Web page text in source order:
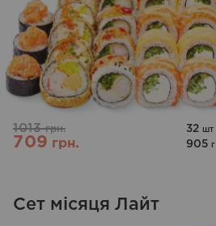
1013грн.
709грн.
32 шт
905 г
Сет місяця Лайт